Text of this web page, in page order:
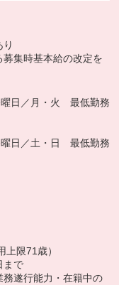
集時基本給の改定を
日／月・火 最低勤務
日／土・日 最低勤務
限71歳）
まで
遂行能力・在籍中の